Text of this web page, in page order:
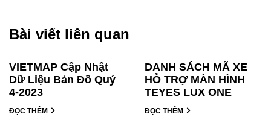
Bài viết liên quan
VIETMAP Cập Nhật
Dữ Liệu Bản Đồ Quý
4-2023
ĐỌC THÊM
DANH SÁCH MÃ XE
HỖ TRỢ MÀN HÌNH
TEYES LUX ONE
ĐỌC THÊM